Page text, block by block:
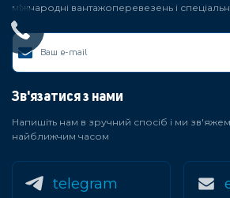
міжнародні вантажоперевезень і
Зв'язатися з нами
Напишіть нам в зручний спосіб і ми
найближчим часом
telegram